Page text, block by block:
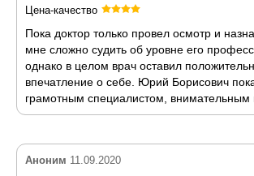
Цена-качество
Пока доктор только провел осмотр и
мне сложно судить об уровне его
однако в целом врач оставил
впечатление о себе. Юрий Борисович
грамотным специалистом, внимательным
Аноним 11.09.2020